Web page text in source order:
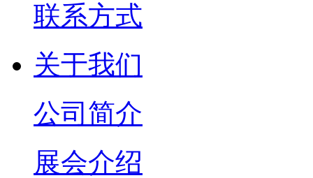
联系方式
关于我们
公司简介
展会介绍